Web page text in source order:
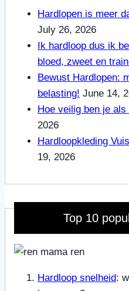
Hardlopen is meer
July 26, 2026
Ik hardloop dus ik
bloed, zweet en
Bewust Hardlopen:
belasting! June 14,
Hoe veilig ben je
2026
Hardloopkleding
19, 2026
Top 10
Hardloop snelheid: